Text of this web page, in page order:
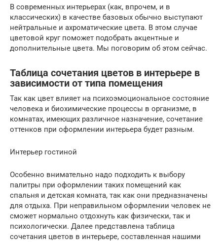
В современных интерьерах (как, впрочем, и в
классических) в качестве базовых обычно выступают
нейтральные и ахроматические цвета. В этом случае
цветовой круг поможет подобрать акцентные и
дополнительные цвета. Мы поговорим об этом сейчас.
Таблица сочетания цветов в интерьере в
зависимости от типа помещения
Так как цвет влияет на психоэмоциональное состояние
человека и биохимические процессы в организме, в
комнатах, имеющих различное назначение, сочетание
оттенков при оформлении интерьера будет разным.
Интерьер гостиной
Особенно внимательно надо подходить к выбору
палитры при оформлении таких помещений как
спальня и детская комната, так как они предназначены
для отдыха. При неправильном оформлении человек не
сможет нормально отдохнуть как физически, так и
психологически. Далее представлена таблица
сочетания цветов в интерьере, составленная нашими